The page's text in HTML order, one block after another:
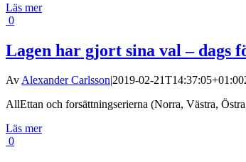
Läs mer
0
Lagen har gjort sina val – dags
AvAlexander Carlsson|2019-02-21T14:37:05+01:00
AllEttan och forsättningserierna (Norra, Västra,
Läs mer
0